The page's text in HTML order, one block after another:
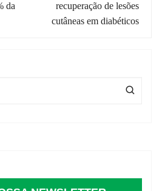
da
recuperação de lesões
cutâneas em diabéticos